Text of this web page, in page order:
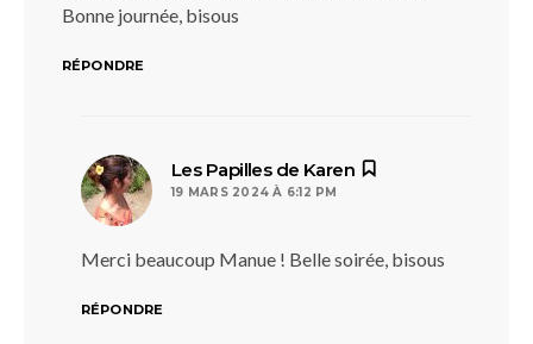
Bonne journée, bisous
RÉPONDRE
Les Papilles de Karen
19 MARS 2024 À 6:12 PM
Merci beaucoup Manue ! Belle soirée, bisous
RÉPONDRE